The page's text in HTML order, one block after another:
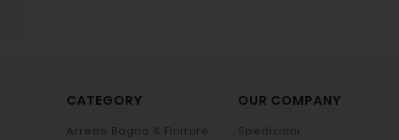
CATEGORY
Arredo Bagno & Finiture
OUR COMPANY
Spedizioni